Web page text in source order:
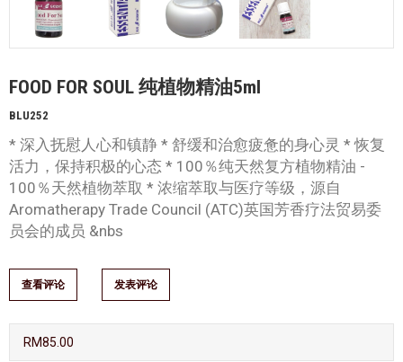
FOOD FOR SOUL 纯植物精油5ml
BLU252
* 深入抚慰人心和镇静 * 舒缓和治愈疲惫的身心灵 * 恢复
活力，保持积极的心态 * 100％纯天然复方植物精油 -
100％天然植物萃取 * 浓缩萃取与医疗等级，源自
Aromatherapy Trade Council (ATC)英国芳香疗法贸易委
员会的成员 &nbs
查看评论 发表评论
RM85.00